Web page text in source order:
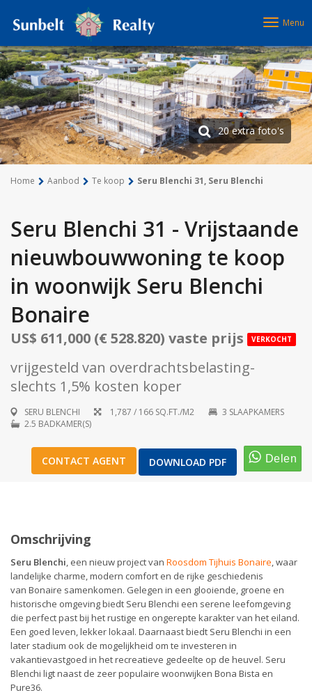
Menu
20 extra foto's
1 /20
Home Aanbod Te koop Seru Blenchi 31, Seru Blenchi
Seru Blenchi 31 - Vrijstaande
nieuwbouwwoning te koop
in woonwijk Seru Blenchi
Bonaire
US$ 611,000 (€ 528.820) vaste prijs VERKOCHT
vrijgesteld van overdrachtsbelasting-
slechts 1,5% kosten koper
SERU BLENCHI 1,787 / 166 SQ.FT./M2
3 SLAAPKAMERS
2.5 BADKAMER(S)
CONTACT AGENT DOWNLOAD PDF
Omschrijving
Seru Blenchi, een nieuw project van Roosdom Tijhuis Bonaire, waar
landelijke charme, modern comfort en de rijke geschiedenis
van Bonaire samenkomen. Gelegen in een glooiende, groene en
historische omgeving biedt Seru Blenchi een serene leefomgeving
die perfect past bij het rustige en ongerepte karakter van het eiland.
Een goed leven, lekker lokaal. Daarnaast biedt Seru Blenchi in een
later stadium ook de mogelijkheid om te investeren in
vakantievastgoed in het recreatieve gedeelte op de heuvel. Seru
Blenchi ligt naast de zeer populaire woonwijken Bona Bista en
Pure36.